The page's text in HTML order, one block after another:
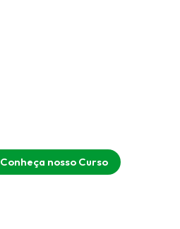
Conheça nosso Curso